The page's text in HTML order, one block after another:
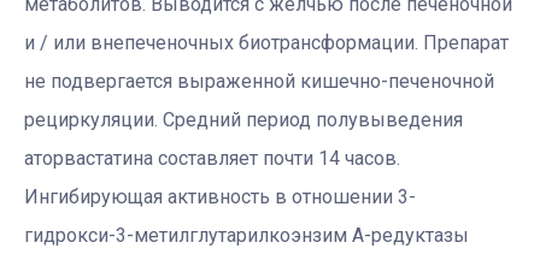
и / или внепеченочных биотрансформации. Препарат
не подвергается выраженной кишечно-печеночной
рециркуляции. Средний период полувыведения
аторвастатина составляет почти 14 часов.
Ингибирующая активность в отношении 3-
гидрокси-3-метилглутарилкоэнзим А-редуктазы